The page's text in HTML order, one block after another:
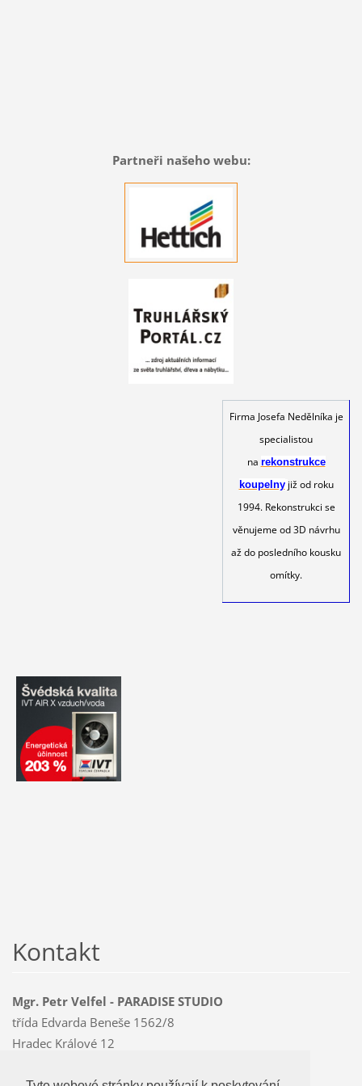
Partneři našeho webu:
Firma Josefa Nedělníka je
specialistou
na rekonstrukce
koupelny již od roku
1994. Rekonstrukci se
věnujeme od 3D návrhu
až do posledního kousku
omítky.
Kontakt
Mgr. Petr Velfel - PARADISE STUDIO
třída Edvarda Beneše 1562/8
Hradec Králové 12